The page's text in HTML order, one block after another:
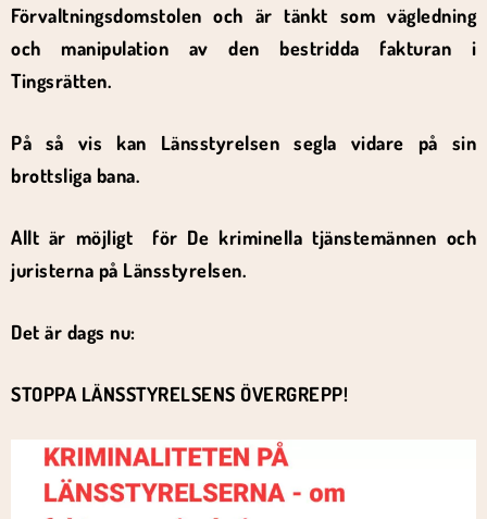
Förvaltningsdomstolen och är tänkt som vägledning
och manipulation av den bestridda fakturan i
Tingsrätten.
På så vis kan Länsstyrelsen segla vidare på sin
brottsliga bana.
Allt är möjligt för De kriminella tjänstemännen och
juristerna på Länsstyrelsen.
Det är dags nu:
STOPPA LÄNSSTYRELSENS ÖVERGREPP!